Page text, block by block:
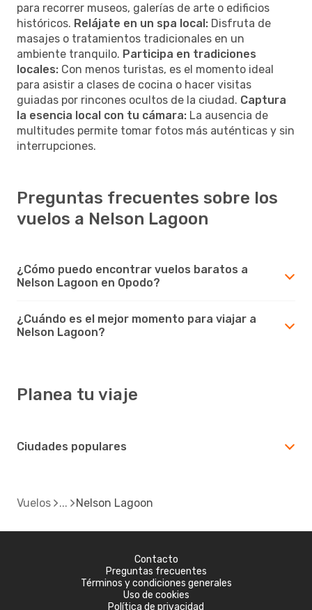
para recorrer museos, galerías de arte o edificios
históricos. Relájate en un spa local: Disfruta de
masajes o tratamientos tradicionales en un
ambiente tranquilo. Participa en tradiciones
locales: Con menos turistas, es el momento ideal
para asistir a clases de cocina o hacer visitas
guiadas por rincones ocultos de la ciudad. Captura
la esencia local con tu cámara: La ausencia de
multitudes permite tomar fotos más auténticas y sin
interrupciones.
Preguntas frecuentes sobre los
vuelos a Nelson Lagoon
¿Cómo puedo encontrar vuelos baratos a
Nelson Lagoon en Opodo?
¿Cuándo es el mejor momento para viajar a
Nelson Lagoon?
Planea tu viaje
Ciudades populares
Vuelos Nelson Lagoon
Contacto
Preguntas frecuentes
Términos y condiciones generales
Uso de cookies
Política de privacidad